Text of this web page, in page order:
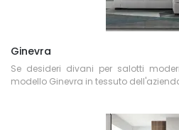
Ginevra
Se desideri divani per salotti
modello Ginevra in tessuto